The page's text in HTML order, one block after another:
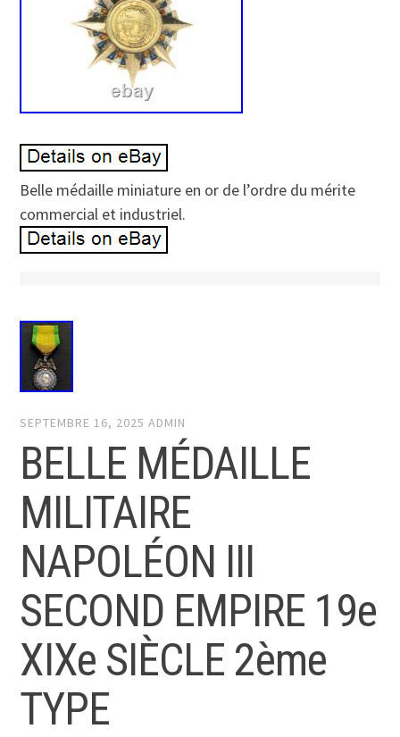
Belle médaille miniature en or de l’ordre du mérite
commercial et industriel.
SEPTEMBRE 16, 2025 ADMIN
BELLE MÉDAILLE
MILITAIRE
NAPOLÉON III
SECOND EMPIRE 19e
XIXe SIÈCLE 2ème
TYPE